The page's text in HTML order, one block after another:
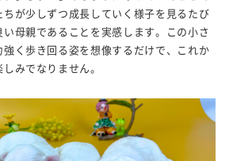
ちが少しずつ成長していく様子を見るたび
母親であることを実感します。この小さ
強く歩き回る姿を想像するだけで、これか
みでなりません。